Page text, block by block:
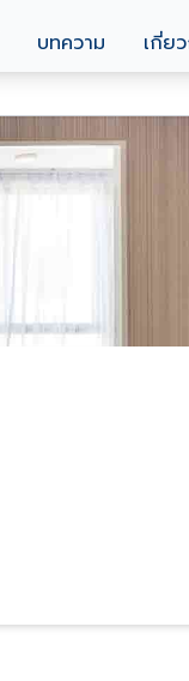
บทความ เกี่ย